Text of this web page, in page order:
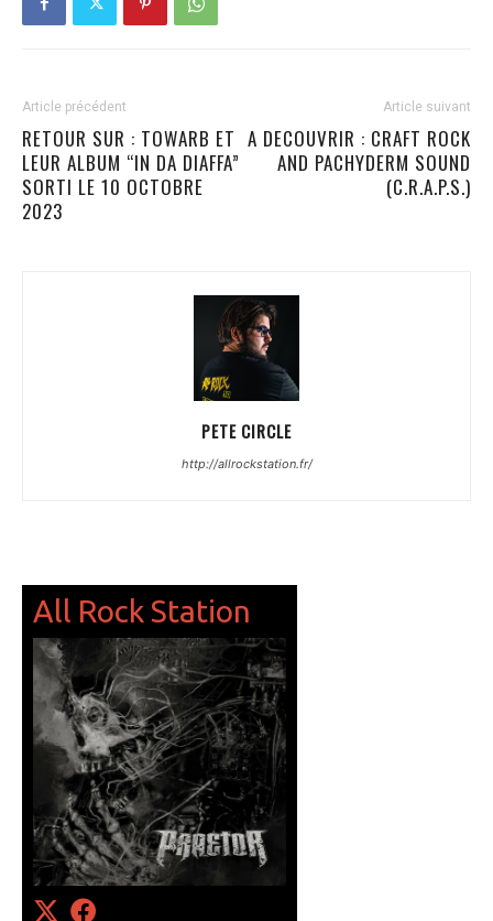
Article précédent
RETOUR SUR : TOWARB ET
LEUR ALBUM “IN DA DIAFFA”
SORTI LE 10 OCTOBRE
2023
Article suivant
A DECOUVRIR : CRAFT ROCK
AND PACHYDERM SOUND
(C.R.A.P.S.)
PETE CIRCLE
http://allrockstation.fr/